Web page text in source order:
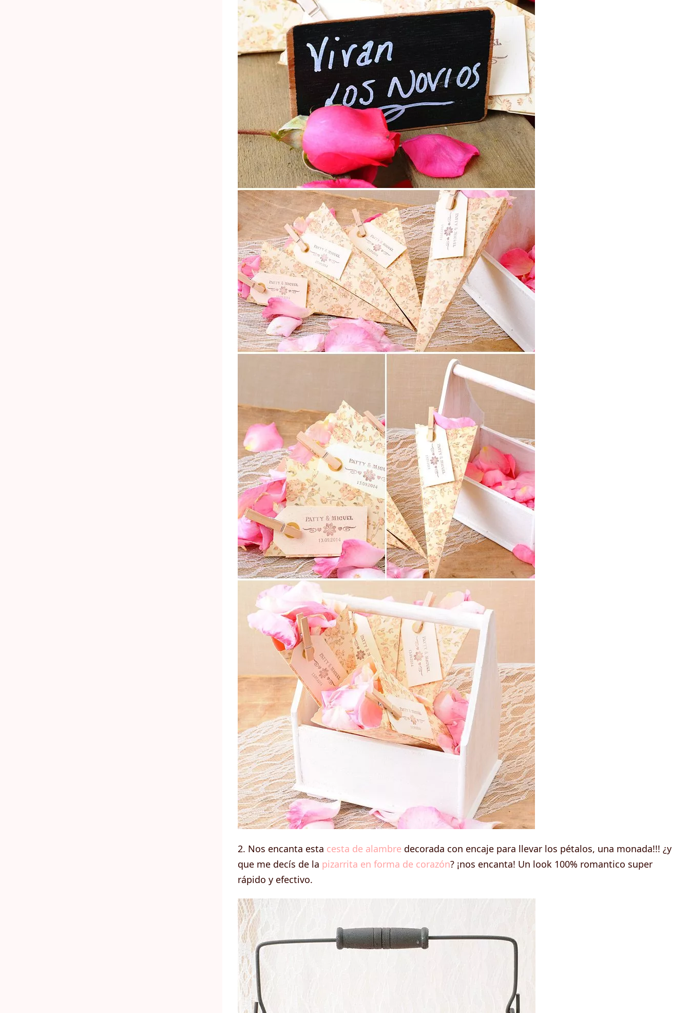
2. Nos encanta esta cesta de alambre decorada con encaje para llevar los pétalos, una monada!!! ¿y
que me decís de la pizarrita en forma de corazón? ¡nos encanta! Un look 100% romantico super
rápido y efectivo.